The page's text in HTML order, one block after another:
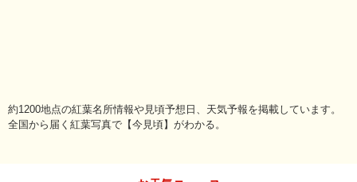
約1200地点の紅葉名所情報や見頃予想日、天気予報を掲載しています。
全国から届く紅葉写真で【今見頃】がわかる。